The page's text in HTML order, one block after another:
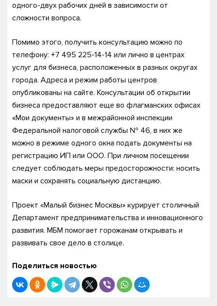
одного-двух рабочих дней в зависимости от
сложности вопроса.
Помимо этого, получить консультацию можно по
телефону: +7 495 225-14-14 или лично в центрах
услуг для бизнеса, расположенных в разных округах
города. Адреса и режим работы центров
опубликованы на сайте. Консультации об открытии
бизнеса предоставляют еще во флагманских офисах
«Мои документы» и в межрайонной инспекции
Федеральной налоговой службы № 46, в них же
можно в режиме одного окна подать документы на
регистрацию ИП или ООО. При личном посещении
следует соблюдать меры предосторожности: носить
маски и сохранять социальную дистанцию.
Проект «Малый бизнес Москвы» курирует столичный
Департамент предпринимательства и инновационного
развития. МБМ помогает горожанам открывать и
развивать свое дело в столице.
Поделиться новостью